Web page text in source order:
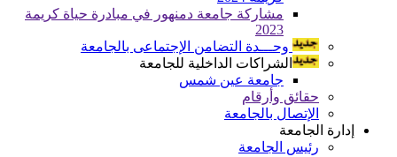
مشاركة جامعة دمنهور في مبادرة حياة كريمة
2023
وحـــدة التضامن الإجتماعى بالجامعة
الشراكات الداخلية للجامعة
جامعة عين شمس
حقائق وأرقام
الإتصال بالجامعة
إدارة الجامعة
رئيس الجامعة